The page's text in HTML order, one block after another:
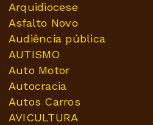
Arquidiocese
Asfalto Novo
Audiência pública
AUTISMO
Auto Motor
Autocracia
Autos Carros
AVICULTURA